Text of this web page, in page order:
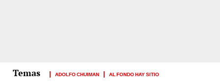
ADOLFO CHUIMAN AL FONDO HAY SITIO